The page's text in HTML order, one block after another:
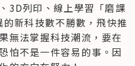
3D列印、線上學習「磨課
新科技數不勝數，飛快推
無法掌握科技潮流，要在
怕不是一件容易的事。因